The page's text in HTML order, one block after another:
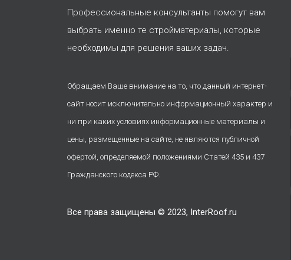
Профессиональные консультанты помогут вам
выбрать именно те стройматериалы, которые
необходимы для решения ваших задач.
Обращаем Ваше внимание на то, что данный интернет-
сайт носит исключительно информационный характер и
ни при каких условиях информационные материалы и
цены, размещенные на сайте, не являются публичной
офертой, определяемой положениями Статей 435 и 437
Гражданского кодекса РФ.
Все права защищены © 2023, InterRoof.ru